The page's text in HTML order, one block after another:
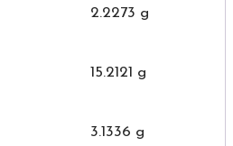
2.2273 g
15.2121 g
3.1336 g